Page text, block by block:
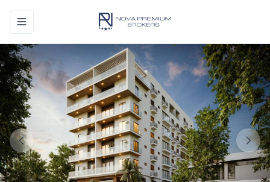
Toggle navigation menu